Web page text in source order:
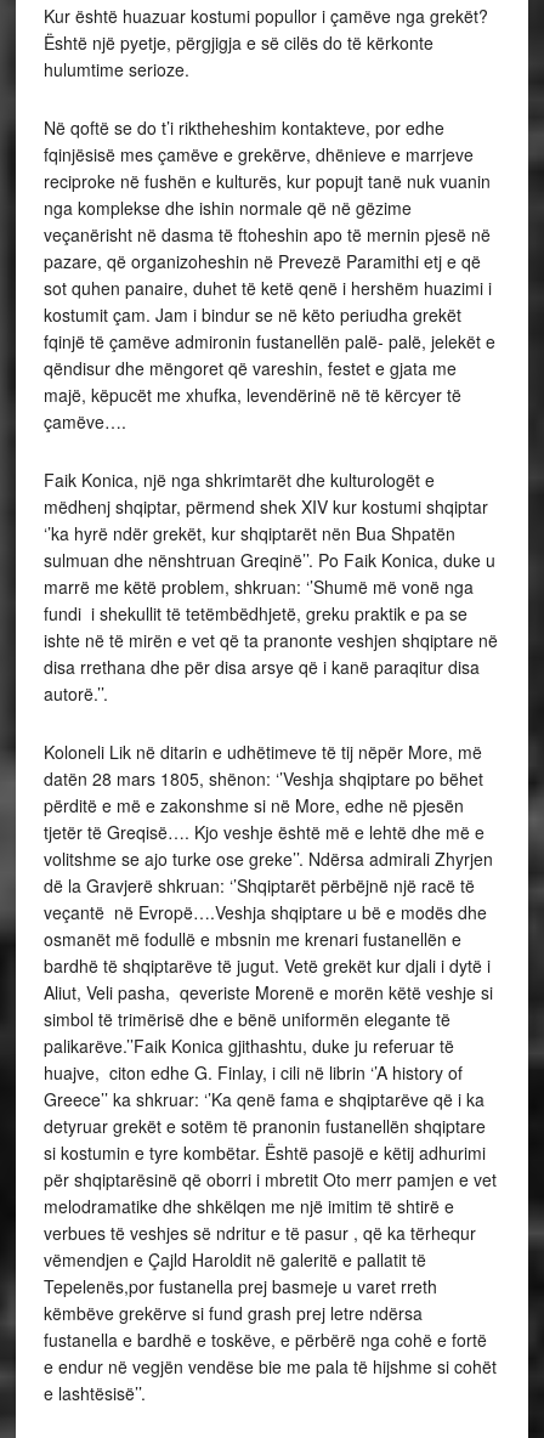
Kur është huazuar kostumi popullor i çamëve nga grekët?
Është një pyetje, përgjigja e së cilës do të kërkonte
hulumtime serioze.
Në qoftë se do t’i riktheheshim kontakteve, por edhe
fqinjësisë mes çamëve e grekërve, dhënieve e marrjeve
reciproke në fushën e kulturës, kur popujt tanë nuk vuanin
nga komplekse dhe ishin normale që në gëzime
veçanërisht në dasma të ftoheshin apo të mernin pjesë në
pazare, që organizoheshin në Prevezë Paramithi etj e që
sot quhen panaire, duhet të ketë qenë i hershëm huazimi i
kostumit çam. Jam i bindur se në këto periudha grekët
fqinjë të çamëve admironin fustanellën palë- palë, jelekët e
qëndisur dhe mëngoret që vareshin, festet e gjata me
majë, këpucët me xhufka, levendërinë në të kërcyer të
çamëve….
Faik Konica, një nga shkrimtarët dhe kulturologët e
mëdhenj shqiptar, përmend shek XIV kur kostumi shqiptar
‘’ka hyrë ndër grekët, kur shqiptarët nën Bua Shpatën
sulmuan dhe nënshtruan Greqinë’’. Po Faik Konica, duke u
marrë me këtë problem, shkruan: ‘’Shumë më vonë nga
fundi i shekullit të tetëmbëdhjetë, greku praktik e pa se
ishte në të mirën e vet që ta pranonte veshjen shqiptare në
disa rrethana dhe për disa arsye që i kanë paraqitur disa
autorë.’’.
Koloneli Lik në ditarin e udhëtimeve të tij nëpër More, më
datën 28 mars 1805, shënon: ‘’Veshja shqiptare po bëhet
përditë e më e zakonshme si në More, edhe në pjesën
tjetër të Greqisë…. Kjo veshje është më e lehtë dhe më e
volitshme se ajo turke ose greke’’. Ndërsa admirali Zhyrjen
dë la Gravjerë shkruan: ‘’Shqiptarët përbëjnë një racë të
veçantë në Evropë….Veshja shqiptare u bë e modës dhe
osmanët më fodullë e mbsnin me krenari fustanellën e
bardhë të shqiptarëve të jugut. Vetë grekët kur djali i dytë i
Aliut, Veli pasha, qeveriste Morenë e morën këtë veshje si
simbol të trimërisë dhe e bënë uniformën elegante të
palikarëve.’’Faik Konica gjithashtu, duke ju referuar të
huajve, citon edhe G. Finlay, i cili në librin ‘’A history of
Greece’’ ka shkruar: ‘’Ka qenë fama e shqiptarëve që i ka
detyruar grekët e sotëm të pranonin fustanellën shqiptare
si kostumin e tyre kombëtar. Është pasojë e këtij adhurimi
për shqiptarësinë që oborri i mbretit Oto merr pamjen e vet
melodramatike dhe shkëlqen me një imitim të shtirë e
verbues të veshjes së ndritur e të pasur , që ka tërhequr
vëmendjen e Çajld Haroldit në galeritë e pallatit të
Tepelenës,por fustanella prej basmeje u varet rreth
këmbëve grekërve si fund grash prej letre ndërsa
fustanella e bardhë e toskëve, e përbërë nga cohë e fortë
e endur në vegjën vendëse bie me pala të hijshme si cohët
e lashtësisë’’.